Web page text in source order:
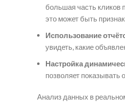
большая часть кликов
это может быть
Использование
увидеть, какие
Настройка
позволяет показывать
Анализ данных в